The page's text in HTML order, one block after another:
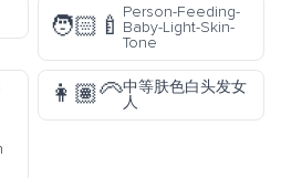
🧑🏻‍🍼
Person-Feeding-
Baby-Light-Skin-
Tone
👩🏽‍🦳中等肤色白头发女
人